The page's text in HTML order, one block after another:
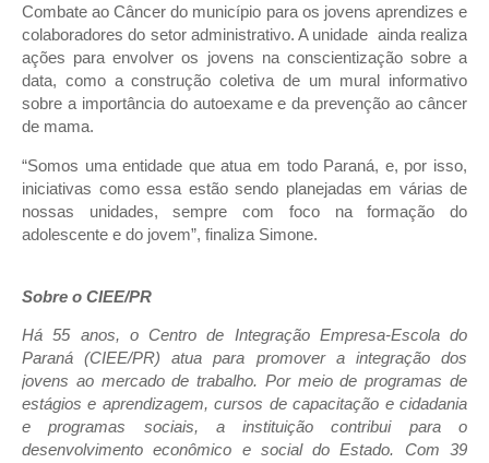
Combate ao Câncer do município para os jovens aprendizes e
colaboradores do setor administrativo. A unidade ainda realiza
ações para envolver os jovens na conscientização sobre a
data, como a construção coletiva de um mural informativo
sobre a importância do autoexame e da prevenção ao câncer
de mama.
“Somos uma entidade que atua em todo Paraná, e, por isso,
iniciativas como essa estão sendo planejadas em várias de
nossas unidades, sempre com foco na formação do
adolescente e do jovem”, finaliza Simone.
Sobre o CIEE/PR
Há 55 anos, o Centro de Integração Empresa-Escola do
Paraná (CIEE/PR) atua para promover a integração dos
jovens ao mercado de trabalho. Por meio de programas de
estágios e aprendizagem, cursos de capacitação e cidadania
e programas sociais, a instituição contribui para o
desenvolvimento econômico e social do Estado. Com 39